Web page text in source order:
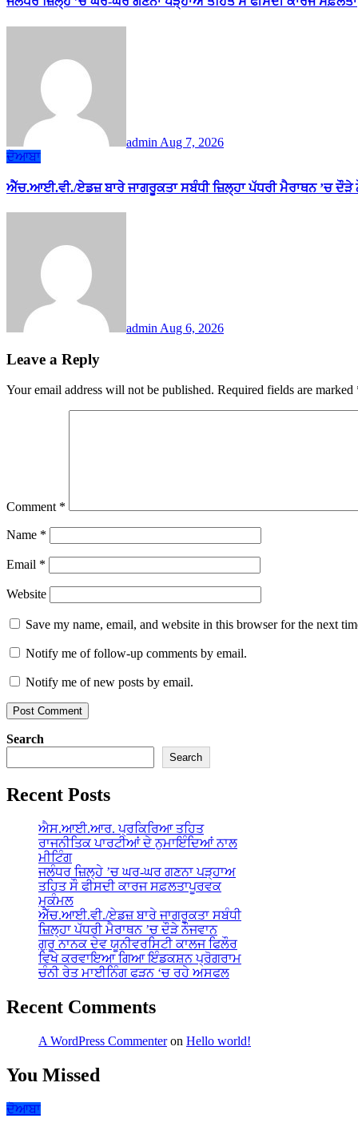
admin Aug 7, 2026
ਦੋਆਬਾ
ਐੱਚ.ਆਈ.ਵੀ./ਏਡਜ਼ ਬਾਰੇ ਜਾਗਰੂਕਤਾ ਸਬੰਧੀ ਜ਼ਿਲ੍ਹਾ ਪੱਧਰੀ ਮੈਰਾਥਨ ’ਚ ਦੌੜੇ
admin Aug 6, 2026
Leave a Reply
Your email address will not be published. Required fields are marked
Comment *
Name *
Email *
Website
Save my name, email, and website in this browser for the next
Notify me of follow-up comments by email.
Notify me of new posts by email.
Search
Search
Recent Posts
ਐਸ.ਆਈ.ਆਰ. ਪ੍ਰਕਿਰਿਆ ਤਹਿਤ
ਰਾਜਨੀਤਿਕ ਪਾਰਟੀਆਂ ਦੇ ਨੁਮਾਇੰਦਿਆਂ ਨਾਲ
ਮੀਟਿੰਗ
ਜਲੰਧਰ ਜ਼ਿਲ੍ਹੇ ’ਚ ਘਰ-ਘਰ ਗਣਨਾ ਪੜ੍ਹਾਅ
ਤਹਿਤ ਸੌ ਫੀਸਦੀ ਕਾਰਜ ਸਫ਼ਲਤਾਪੂਰਵਕ
ਮੁਕੰਮਲ
ਐੱਚ.ਆਈ.ਵੀ./ਏਡਜ਼ ਬਾਰੇ ਜਾਗਰੂਕਤਾ ਸਬੰਧੀ
ਜ਼ਿਲ੍ਹਾ ਪੱਧਰੀ ਮੈਰਾਥਨ ’ਚ ਦੌੜੇ ਨੌਜਵਾਨ
ਗੁਰੂ ਨਾਨਕ ਦੇਵ ਯੂਨੀਵਰਸਿਟੀ ਕਾਲਜ ਫਿਲੌਰ
ਵਿਖੇ ਕਰਵਾਇਆ ਗਿਆ ਇੰਡਕਸ਼ਨ ਪ੍ਰੋਗਰਾਮ
ਚੰਨੀ ਰੇਤ ਮਾਈਨਿੰਗ ਫੜਨ ‘ਚ ਰਹੇ ਅਸਫਲ
Recent Comments
A WordPress Commenteron Hello world!
You Missed
ਦੋਆਬਾ